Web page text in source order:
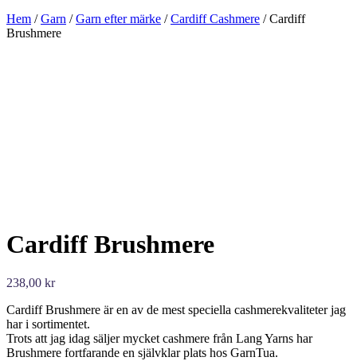
Hem /Garn /Garn efter märke /Cardiff Cashmere / Cardiff
Brushmere
Cardiff Brushmere
238,00 kr
Cardiff Brushmere är en av de mest speciella cashmerekvaliteter jag
har i sortimentet.
Trots att jag idag säljer mycket cashmere från Lang Yarns har
Brushmere fortfarande en självklar plats hos GarnTua.